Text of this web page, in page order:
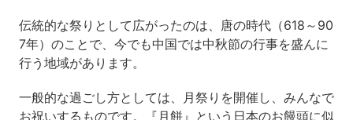
伝統的な祭りとして広がったのは、唐の時代（618～90
7年）のことで、今でも中国では中秋節の行事を盛んに
行う地域があります。
一般的な過ごし方としては、月祭りを開催し、みんなで
お祝いするものです。『月餅』という日本のお饅頭に似